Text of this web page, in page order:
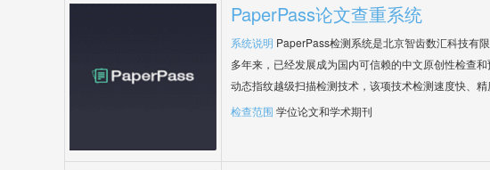
PaperPass论文查重系统
系统说明 PaperPass检测系统是北京智齿数汇科技有
多年来，已经发展成为国内可信赖的中文原创性检查
动态指纹越级扫描检测技术，该项技术检测速度快、精
检查范围 学位论文和学术期刊